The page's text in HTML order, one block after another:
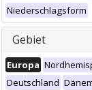
Niederschlagsform
Gebiet
Europa
Deutschland